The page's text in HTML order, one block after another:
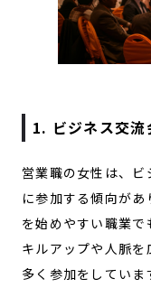
1. ビジネス交流
営業職の女性は、
に参加する傾向が
を始めやすい職業
キルアップや人脈を
多く参加をしていま